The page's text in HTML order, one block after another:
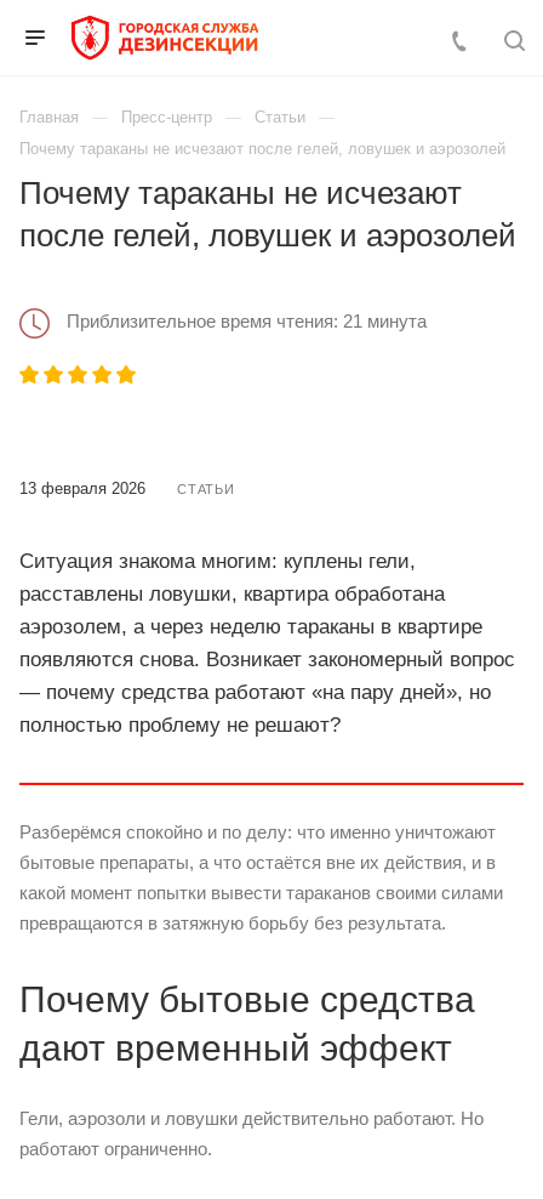
Главная Пресс-центр
Статьи
Почему тараканы не исчезают после гелей, ловушек и аэрозолей
Почему тараканы не исчезают
после гелей, ловушек и аэрозолей
Приблизительное время чтения: 21 минута
13 февраля 2026 СТАТЬИ
Ситуация знакома многим: куплены гели,
расставлены ловушки, квартира обработана
аэрозолем, а через неделю тараканы в квартире
появляются снова. Возникает закономерный вопрос
— почему средства работают «на пару дней», но
полностью проблему не решают?
Разберёмся спокойно и по делу: что именно уничтожают
бытовые препараты, а что остаётся вне их действия, и в
какой момент попытки вывести тараканов своими силами
превращаются в затяжную борьбу без результата.
Почему бытовые средства
дают временный эффект
Гели, аэрозоли и ловушки действительно работают. Но
работают ограниченно.